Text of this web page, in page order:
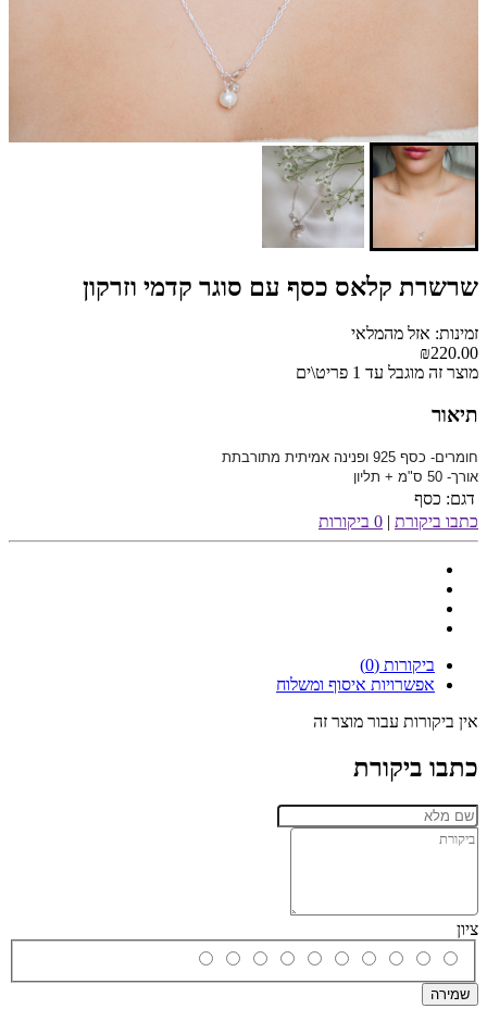
שרשרת קלאס כסף עם סוגר קדמי וזרקון
זמינות: אזל מהמלאי
₪220.00
מוצר זה מוגבל עד 1 פריט\ים
תיאור
חומרים- כסף 925 ופנינה אמיתית מתורבתת
אורך- 50 ס"מ + תליון
דגם: כסף
כתבו ביקורת | 0 ביקורות
ביקורות (0)
אפשרויות איסוף ומשלוח
אין ביקורות עבור מוצר זה
כתבו ביקורת
ציון
שמירה